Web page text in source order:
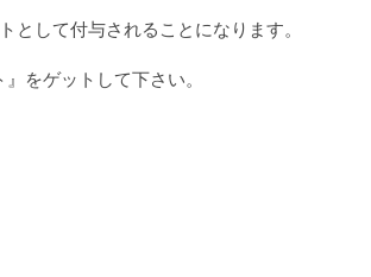
として付与されることになります。
をゲットして下さい。